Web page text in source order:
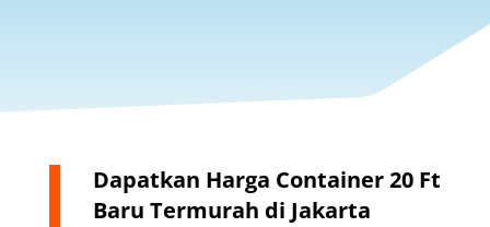
Dapatkan Harga Container 20 Ft
Baru Termurah di Jakarta